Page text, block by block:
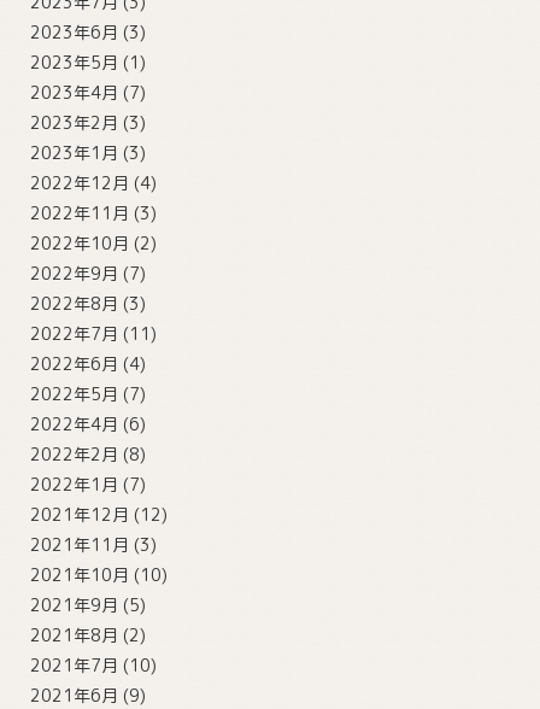
2023年6月 (3)
2023年5月 (1)
2023年4月 (7)
2023年2月 (3)
2023年1月 (3)
2022年12月 (4)
2022年11月 (3)
2022年10月 (2)
2022年9月 (7)
2022年8月 (3)
2022年7月 (11)
2022年6月 (4)
2022年5月 (7)
2022年4月 (6)
2022年2月 (8)
2022年1月 (7)
2021年12月 (12)
2021年11月 (3)
2021年10月 (10)
2021年9月 (5)
2021年8月 (2)
2021年7月 (10)
2021年6月 (9)